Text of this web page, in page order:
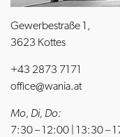
Gewerbestraße 1,
3623 Kottes
+43 2873 7171
office@wania.at
Mo, Di, Do:
7:30 – 12:00 | 13:30 –